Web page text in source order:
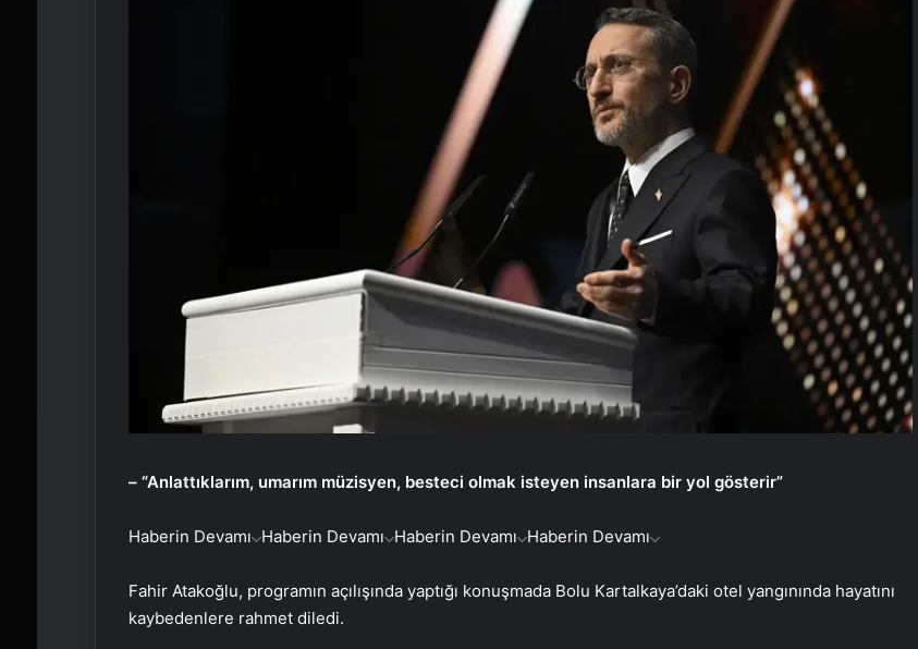
– “Anlattıklarım, umarım müzisyen, besteci olmak isteyen insanlara bir yol gösterir”
Haberin Devamı Haberin Devamı Haberin Devamı Haberin Devamı
Fahir Atakoğlu, programın açılışında yaptığı konuşmada Bolu Kartalkaya’daki otel yangınında hayatını
kaybedenlere rahmet diledi.